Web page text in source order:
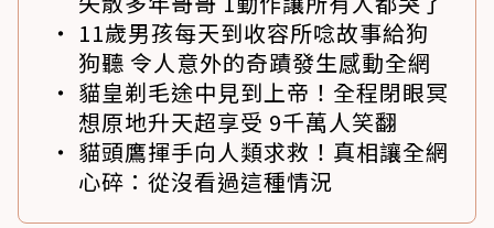
11歲男孩每天到收容所唸故事給狗
狗聽 令人意外的奇蹟發生感動全網
貓皇剃毛途中見到上帝！全程閉眼冥
想原地升天超享受 9千萬人笑翻
貓頭鷹揮手向人類求救！真相讓全網
心碎：從沒看過這種情況